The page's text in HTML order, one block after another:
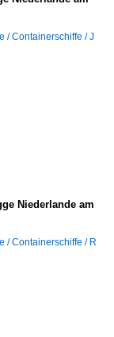
/ Containerschiffe / J
Niederlande am
/ Containerschiffe / R